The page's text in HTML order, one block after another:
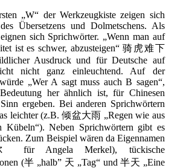
„W“ der Werkzeugkiste zeigen sich
Übersetzens und Dolmetschens. Als
sich Sprichwörter. „Wenn man auf
ist es schwer, abzusteigen“ 骑虎难下
Ausdruck und für Deutsche auf
nicht ganz einleuchtend. Auf der
„Wer A sagt muss auch B sagen“,
her ähnlich ist, für Chinesen
ergeben. Bei anderen Sprichwörtern
leichter (z.B. 倾盆大雨 „Regen wie aus
Kübeln“). Neben Sprichwörtern gibt es
Zum Beispiel wären da Eigennamen
Angela Merkel), tückische
(半 „halb” 天 „Tag“ und 半天 „Eine